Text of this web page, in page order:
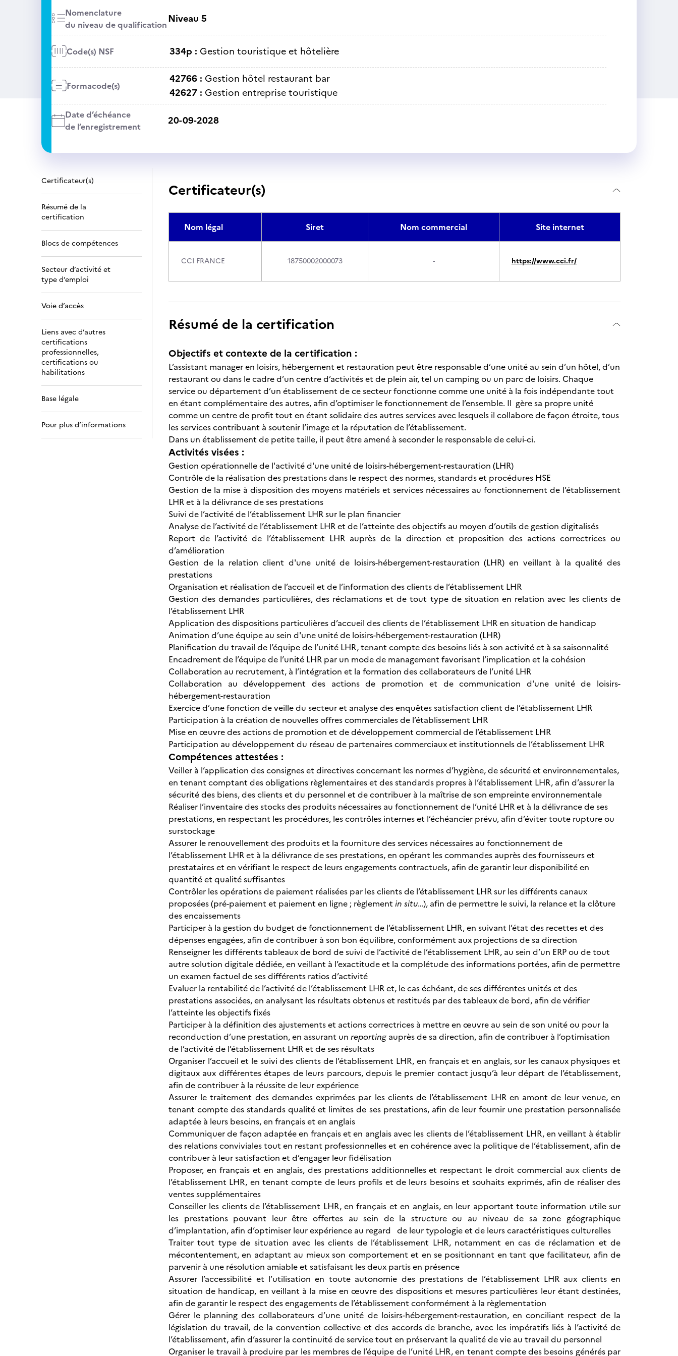
Nomenclature
du niveau de qualificationNiveau 5
Code(s) NSF 334p : Gestion touristique et hôtelière
Formacode(s)
42766 : Gestion hôtel restaurant bar
42627 : Gestion entreprise touristique
Date d’échéance
de l’enregistrement
20-09-2028
Certificateur(s)
Résumé de la
certification
Blocs de compétences
Secteur d’activité et
type d’emploi
Voie d’accès
Liens avec d’autres
certifications
professionnelles,
certifications ou
habilitations
Base légale
Pour plus d’informations
Certificateur(s)
Nom légal Siret Nom commercial Site internet
CCI FRANCE 18750002000073 - https://www.cci.fr/
Résumé de la certification
Objectifs et contexte de la certification :
L’assistant manager en loisirs, hébergement et restauration peut être responsable d’une unité au sein d’un hôtel, d’un
restaurant ou dans le cadre d’un centre d’activités et de plein air, tel un camping ou un parc de loisirs. Chaque
service ou département d’un établissement de ce secteur fonctionne comme une unité à la fois indépendante tout
en étant complémentaire des autres, afin d’optimiser le fonctionnement de l’ensemble. Il gère sa propre unité
comme un centre de profit tout en étant solidaire des autres services avec lesquels il collabore de façon étroite, tous
les services contribuant à soutenir l’image et la réputation de l’établissement.
Dans un établissement de petite taille, il peut être amené à seconder le responsable de celui-ci.
Activités visées :
Gestion opérationnelle de l'activité d'une unité de loisirs-hébergement-restauration (LHR)
Contrôle de la réalisation des prestations dans le respect des normes, standards et procédures HSE
Gestion de la mise à disposition des moyens matériels et services nécessaires au fonctionnement de l’établissement
LHR et à la délivrance de ses prestations
Suivi de l’activité de l’établissement LHR sur le plan financier
Analyse de l’activité de l’établissement LHR et de l’atteinte des objectifs au moyen d’outils de gestion digitalisés
Report de l’activité de l’établissement LHR auprès de la direction et proposition des actions correctrices ou
d’amélioration
Gestion de la relation client d'une unité de loisirs-hébergement-restauration (LHR) en veillant à la qualité des
prestations
Organisation et réalisation de l’accueil et de l’information des clients de l’établissement LHR
Gestion des demandes particulières, des réclamations et de tout type de situation en relation avec les clients de
l’établissement LHR
Application des dispositions particulières d’accueil des clients de l’établissement LHR en situation de handicap
Animation d’une équipe au sein d'une unité de loisirs-hébergement-restauration (LHR)
Planification du travail de l’équipe de l’unité LHR, tenant compte des besoins liés à son activité et à sa saisonnalité
Encadrement de l’équipe de l’unité LHR par un mode de management favorisant l’implication et la cohésion
Collaboration au recrutement, à l’intégration et la formation des collaborateurs de l’unité LHR
Collaboration au développement des actions de promotion et de communication d'une unité de loisirs-
hébergement-restauration
Exercice d’une fonction de veille du secteur et analyse des enquêtes satisfaction client de l’établissement LHR
Participation à la création de nouvelles offres commerciales de l’établissement LHR
Mise en œuvre des actions de promotion et de développement commercial de l’établissement LHR
Participation au développement du réseau de partenaires commerciaux et institutionnels de l’établissement LHR
Compétences attestées :
Veiller à l’application des consignes et directives concernant les normes d’hygiène, de sécurité et environnementales,
en tenant comptant des obligations règlementaires et des standards propres à l’établissement LHR, afin d’assurer la
sécurité des biens, des clients et du personnel et de contribuer à la maîtrise de son empreinte environnementale
Réaliser l’inventaire des stocks des produits nécessaires au fonctionnement de l’unité LHR et à la délivrance de ses
prestations, en respectant les procédures, les contrôles internes et l’échéancier prévu, afin d’éviter toute rupture ou
surstockage
Assurer le renouvellement des produits et la fourniture des services nécessaires au fonctionnement de
l’établissement LHR et à la délivrance de ses prestations, en opérant les commandes auprès des fournisseurs et
prestataires et en vérifiant le respect de leurs engagements contractuels, afin de garantir leur disponibilité en
quantité et qualité suffisantes
Contrôler les opérations de paiement réalisées par les clients de l’établissement LHR sur les différents canaux
proposées (pré-paiement et paiement en ligne ; règlement in situ…), afin de permettre le suivi, la relance et la clôture
des encaissements
Participer à la gestion du budget de fonctionnement de l’établissement LHR, en suivant l’état des recettes et des
dépenses engagées, afin de contribuer à son bon équilibre, conformément aux projections de sa direction
Renseigner les différents tableaux de bord de suivi de l’activité de l’établissement LHR, au sein d’un ERP ou de tout
autre solution digitale dédiée, en veillant à l’exactitude et la complétude des informations portées, afin de permettre
un examen factuel de ses différents ratios d’activité
Evaluer la rentabilité de l’activité de l’établissement LHR et, le cas échéant, de ses différentes unités et des
prestations associées, en analysant les résultats obtenus et restitués par des tableaux de bord, afin de vérifier
l’atteinte les objectifs fixés
Participer à la définition des ajustements et actions correctrices à mettre en œuvre au sein de son unité ou pour la
reconduction d’une prestation, en assurant un reporting auprès de sa direction, afin de contribuer à l’optimisation
de l’activité de l’établissement LHR et de ses résultats
Organiser l’accueil et le suivi des clients de l’établissement LHR, en français et en anglais, sur les canaux physiques et
digitaux aux différentes étapes de leurs parcours, depuis le premier contact jusqu’à leur départ de l’établissement,
afin de contribuer à la réussite de leur expérience
Assurer le traitement des demandes exprimées par les clients de l’établissement LHR en amont de leur venue, en
tenant compte des standards qualité et limites de ses prestations, afin de leur fournir une prestation personnalisée
adaptée à leurs besoins, en français et en anglais
Communiquer de façon adaptée en français et en anglais avec les clients de l’établissement LHR, en veillant à établir
des relations conviviales tout en restant professionnelles et en cohérence avec la politique de l’établissement, afin de
contribuer à leur satisfaction et d’engager leur fidélisation
Proposer, en français et en anglais, des prestations additionnelles et respectant le droit commercial aux clients de
l’établissement LHR, en tenant compte de leurs profils et de leurs besoins et souhaits exprimés, afin de réaliser des
ventes supplémentaires
Conseiller les clients de l’établissement LHR, en français et en anglais, en leur apportant toute information utile sur
les prestations pouvant leur être offertes au sein de la structure ou au niveau de sa zone géographique
d’implantation, afin d’optimiser leur expérience au regard de leur typologie et de leurs caractéristiques culturelles
Traiter tout type de situation avec les clients de l’établissement LHR, notamment en cas de réclamation et de
mécontentement, en adaptant au mieux son comportement et en se positionnant en tant que facilitateur, afin de
parvenir à une résolution amiable et satisfaisant les deux partis en présence
Assurer l’accessibilité et l’utilisation en toute autonomie des prestations de l’établissement LHR aux clients en
situation de handicap, en veillant à la mise en œuvre des dispositions et mesures particulières leur étant destinées,
afin de garantir le respect des engagements de l’établissement conformément à la règlementation
Gérer le planning des collaborateurs d’une unité de loisirs-hébergement-restauration, en conciliant respect de la
législation du travail, de la convention collective et des accords de branche, avec les impératifs liés à l’activité de
l’établissement, afin d’assurer la continuité de service tout en préservant la qualité de vie au travail du personnel
Organiser le travail à produire par les membres de l’équipe de l’unité LHR, en tenant compte des besoins générés par